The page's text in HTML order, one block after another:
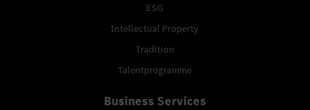
ESG
Intellectual Property
Tradition
Talentprogramme
Business Services